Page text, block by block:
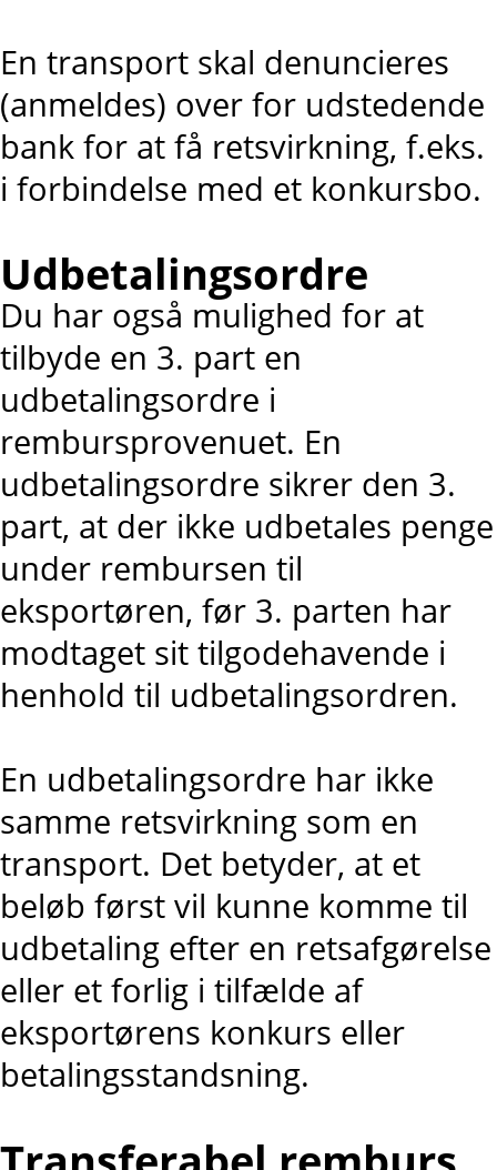
En transport skal denuncieres
(anmeldes) over for udstedende
bank for at få retsvirkning, f.eks.
i forbindelse med et konkursbo.
Udbetalingsordre
Du har også mulighed for at
tilbyde en 3. part en
udbetalingsordre i
rembursprovenuet. En
udbetalingsordre sikrer den 3.
part, at der ikke udbetales penge
under rembursen til
eksportøren, før 3. parten har
modtaget sit tilgodehavende i
henhold til udbetalingsordren.
En udbetalingsordre har ikke
samme retsvirkning som en
transport. Det betyder, at et
beløb først vil kunne komme til
udbetaling efter en retsafgørelse
eller et forlig i tilfælde af
eksportørens konkurs eller
betalingsstandsning.